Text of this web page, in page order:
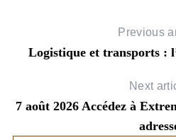
Previous
Logistique et transports :
Next
7 août 2026 Accédez à